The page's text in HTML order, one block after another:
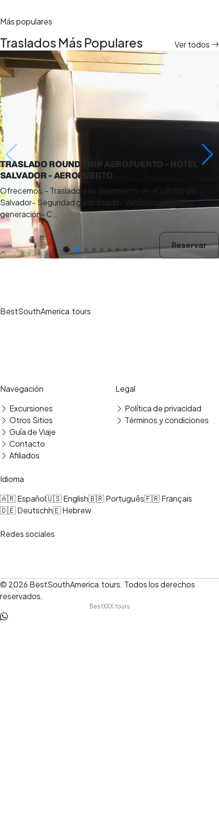
8 días
Más populares
Traslados Más Populares Ver todos
Traslado
TRASLADO ROUND TRIP AEROPUERTO - HOTEL
SALVADOR - AEROPUERTO
Ofrecemos:- Traslado a su alojamiento en el centro de
Salvador- Seguridad garantizada- Vehículos de última
generación- C…
Reservar
BestSouthAmerica.tours
Navegación
Excursiones
Otros Sitios
Guía de Viaje
Contacto
Afiliados
Legal
Política de privacidad
Términos y condiciones
Idioma
🇦🇷 Español🇺🇸 English🇧🇷 Português🇫🇷 Français
🇩🇪 Deutschh🇪 Hebrew
Redes sociales
© 2026 BestSouthAmerica.tours. Todos los derechos
reservados.
BestXXX.tours